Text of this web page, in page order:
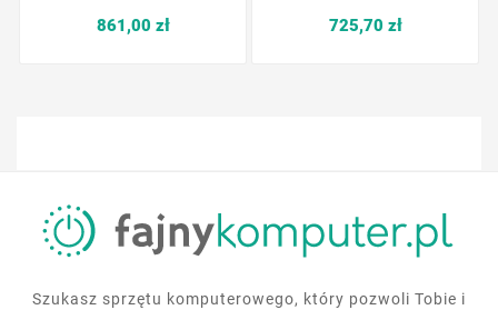
861,00 złCena 725,70 złCena
Szukasz sprzętu komputerowego, który pozwoli Tobie i